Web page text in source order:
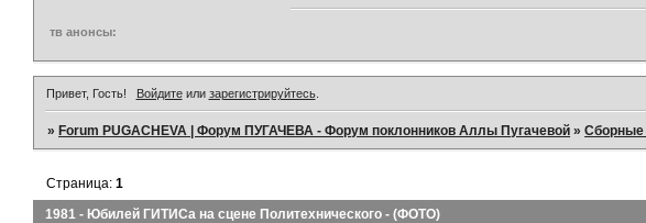
тв анонсы:
Привет, Гость! Войдитеили зарегистрируйтесь.
»Forum PUGACHEVA | Форум ПУГАЧЕВА - Форум поклонников Аллы Пугачевой »Сборные
1981 - Юбилей ГИТИСа на сцене Политехнического - (ФОТО)
Страница:1